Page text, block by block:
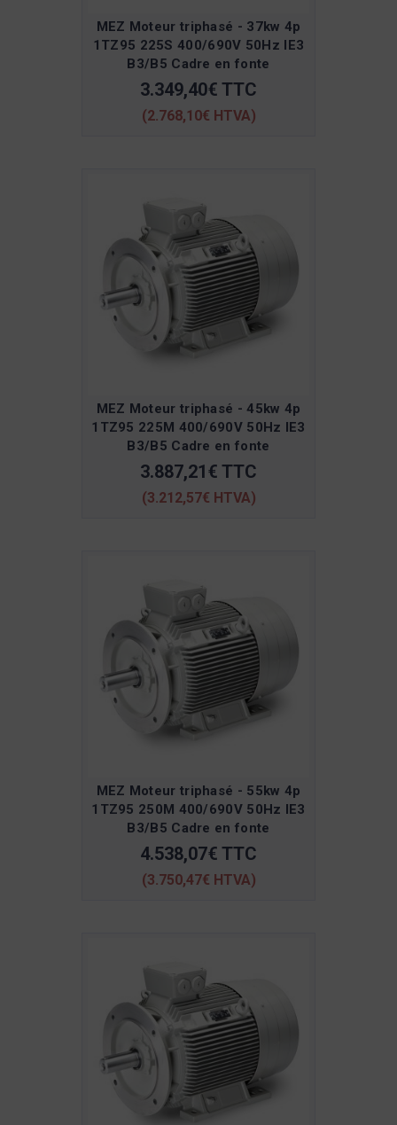
MEZ Moteur triphasé - 37kw 4p
1TZ95 225S 400/690V 50Hz IE3
B3/B5 Cadre en fonte
3.349,40€ TTC
(2.768,10€ HTVA)
MEZ Moteur triphasé - 45kw 4p
1TZ95 225M 400/690V 50Hz IE3
B3/B5 Cadre en fonte
3.887,21€ TTC
(3.212,57€ HTVA)
MEZ Moteur triphasé - 55kw 4p
1TZ95 250M 400/690V 50Hz IE3
B3/B5 Cadre en fonte
4.538,07€ TTC
(3.750,47€ HTVA)